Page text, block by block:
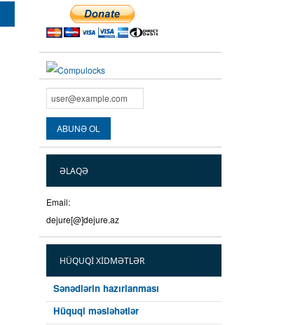
ƏLAQƏ
Email:
dejure[@]dejure.az
HÜQUQI XIDMƏTLƏR
Sənədlərin hazırlanması
Hüquqi məsləhətlər